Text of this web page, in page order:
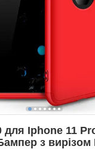
для Iphone 11
з вирізом